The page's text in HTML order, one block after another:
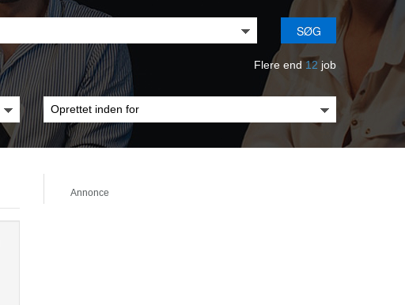
SØG
Flere end 12 job
Annonce